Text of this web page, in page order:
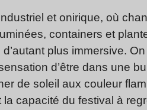
et onirique, où
containers et
plus immersive. On
d’être dans une
de soleil aux couleur
capacité du festival à